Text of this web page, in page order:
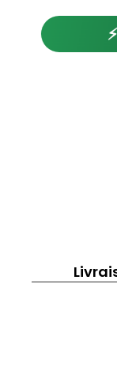
⚡